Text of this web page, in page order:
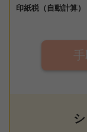
印紙税（自動計算）